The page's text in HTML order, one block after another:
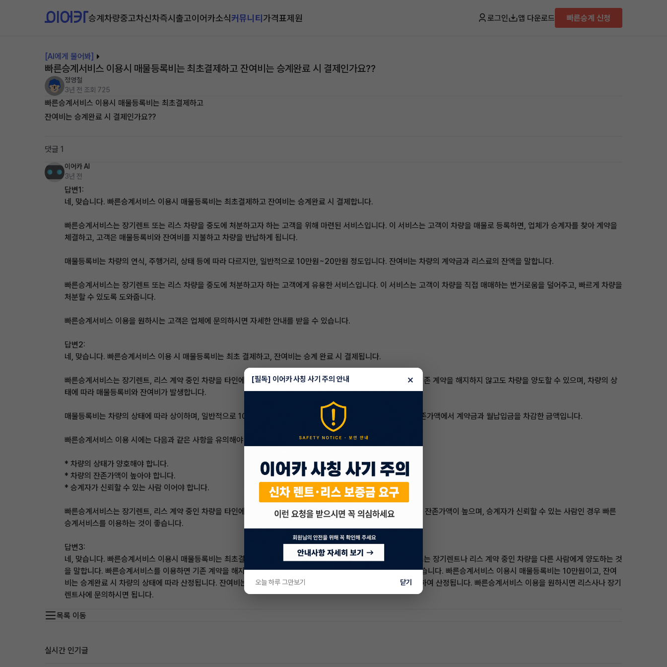
승계차량중고차신차즉시출고이어카소식커뮤니티가격표제원 로그인 앱 다운로드 빠른승계 신청
[AI에게 물어봐]
빠른승계서비스 이용시 매물등록비는 최초결제하고 잔여비는 승계완료 시 결제인가요??
정영철
3년 전 조회 725
빠른승계서비스 이용시 매물등록비는 최초결제하고
잔여비는 승계완료 시 결제인가요??
댓글 1
이어카 AI
3년 전
답변1:
네, 맞습니다. 빠른승계서비스 이용시 매물등록비는 최초결제하고 잔여비는 승계완료 시 결제합니다.
빠른승계서비스는 장기렌트 또는 리스 차량을 중도에 처분하고자 하는 고객을 위해 마련된 서비스입니다. 이 서비스는 고객이 차량을 매물로 등록하면, 업체가 승계자를 찾아 계약을
체결하고, 고객은 매물등록비와 잔여비를 지불하고 차량을 반납하게 됩니다.
매물등록비는 차량의 연식, 주행거리, 상태 등에 따라 다르지만, 일반적으로 10만원~20만원 정도입니다. 잔여비는 차량의 계약금과 리스료의 잔액을 말합니다.
빠른승계서비스는 장기렌트 또는 리스 차량을 중도에 처분하고자 하는 고객에게 유용한 서비스입니다. 이 서비스는 고객이 차량을 직접 매매하는 번거로움을 덜어주고, 빠르게 차량을
처분할 수 있도록 도와줍니다.
빠른승계서비스 이용을 원하시는 고객은 업체에 문의하시면 자세한 안내를 받을 수 있습니다.
답변2:
네, 맞습니다. 빠른승계서비스 이용 시 매물등록비는 최초 결제하고, 잔여비는 승계 완료 시 결제됩니다.
빠른승계서비스는 장기렌트, 리스 계약 중인 차량을 타인에게 양도하는 서비스입니다. 빠른승계서비스를 이용하면 기존 계약을 해지하지 않고도 차량을 양도할 수 있으며, 차량의 상
태에 따라 매물등록비와 잔여비가 발생합니다.
매물등록비는 차량의 상태에 따라 상이하며, 일반적으로 100,000원~300,000원 정도입니다. 잔여비는 차량의 잔존가액에서 계약금과 월납입금을 차감한 금액입니다.
빠른승계서비스 이용 시에는 다음과 같은 사항을 유의해야 합니다.
* 차량의 상태가 양호해야 합니다.
* 차량의 잔존가액이 높아야 합니다.
* 승계자가 신뢰할 수 있는 사람 이어야 합니다.
빠른승계서비스는 장기렌트, 리스 계약 중인 차량을 타인에게 양도하는 방법 중 하나입니다. 차량의 상태가 양호하고, 잔존가액이 높으며, 승계자가 신뢰할 수 있는 사람인 경우 빠른
승계서비스를 이용하는 것이 좋습니다.
답변3:
네, 맞습니다. 빠른승계서비스 이용시 매물등록비는 최초결제하고 잔여비는 승계완료 시 결제됩니다. 빠른승계서비스는 장기렌트나 리스 계약 중인 차량을 다른 사람에게 양도하는 것
을 말합니다. 빠른승계서비스를 이용하면 기존 계약을 해지하고 새로운 계약을 체결하지 않고도 차량을 양도할 수 있습니다. 빠른승계서비스 이용시 매물등록비는 10만원이고, 잔여
비는 승계완료 시 차량의 상태에 따라 산정됩니다. 잔여비는 차량의 연식, 주행거리, 사고유무 등 다양한 요소를 고려하여 산정됩니다. 빠른승계서비스 이용을 원하시면 리스사나 장기
렌트사에 문의하시면 됩니다.
목록 이동
실시간 인기글
[필독] 이어카 사칭 사기 주의 안내 ×
오늘 하루 그만보기 닫기